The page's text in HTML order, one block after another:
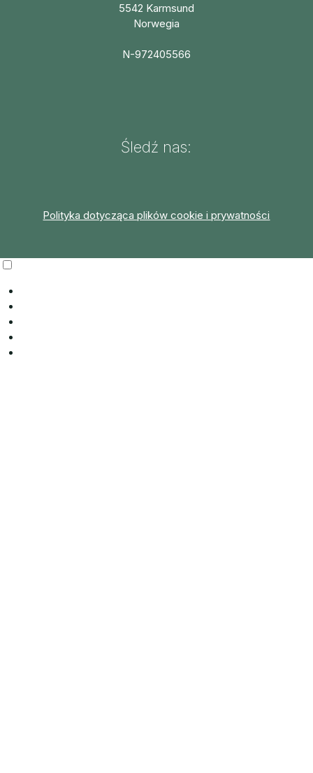
5542 Karmsund
Norwegia
N-972405566
Śledź nas:
Polityka dotycząca plików cookie i prywatności